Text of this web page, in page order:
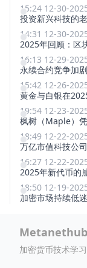
15:24 12-30-
投资新兴科技的
14:31 12-30-
2025年回顾：区
16:13 12-29-
永续合约竞争加
15:42 12-26-
黄金与白银在
19:54 12-23-
枫树（Maple）
18:49 12-22-
万亿市值科技公
16:27 12-22-
2025年新代币的
18:50 12-19-
加密市场持续低
加密货币技术学习